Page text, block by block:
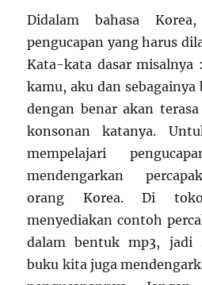
Didalam bahasa
pengucapan yang harus
Kata-kata dasar misalnya
kamu, aku dan
dengan benar akan
konsonan katanya.
mempelajari
mendengarkan
orang Korea. Di
menyediakan contoh
dalam bentuk mp3, jadi
buku kita juga